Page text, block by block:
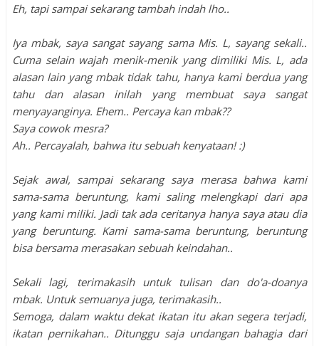
Eh, tapi sampai sekarang tambah indah lho..
Iya mbak, saya sangat sayang sama Mis. L, sayang sekali..
Cuma selain wajah menik-menik yang dimiliki Mis. L, ada
alasan lain yang mbak tidak tahu, hanya kami berdua yang
tahu dan alasan inilah yang membuat saya sangat
menyayanginya. Ehem.. Percaya kan mbak??
Saya cowok mesra?
Ah.. Percayalah, bahwa itu sebuah kenyataan! :)
Sejak awal, sampai sekarang saya merasa bahwa kami
sama-sama beruntung, kami saling melengkapi dari apa
yang kami miliki. Jadi tak ada ceritanya hanya saya atau dia
yang beruntung. Kami sama-sama beruntung, beruntung
bisa bersama merasakan sebuah keindahan..
Sekali lagi, terimakasih untuk tulisan dan do'a-doanya
mbak. Untuk semuanya juga, terimakasih..
Semoga, dalam waktu dekat ikatan itu akan segera terjadi,
ikatan pernikahan.. Ditunggu saja undangan bahagia dari